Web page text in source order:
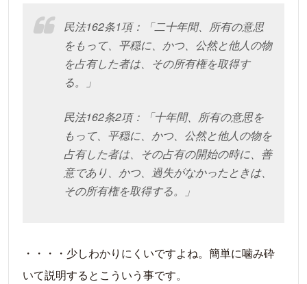
民法162条1項：「二十年間、所有の意思
をもって、平穏に、かつ、公然と他人の物
を占有した者は、その所有権を取得す
る。」
民法162条2項：「十年間、所有の意思を
もって、平穏に、かつ、公然と他人の物を
占有した者は、その占有の開始の時に、善
意であり、かつ、過失がなかったときは、
その所有権を取得する。」
・・・・少しわかりにくいですよね。簡単に噛み砕
いて説明するとこういう事です。